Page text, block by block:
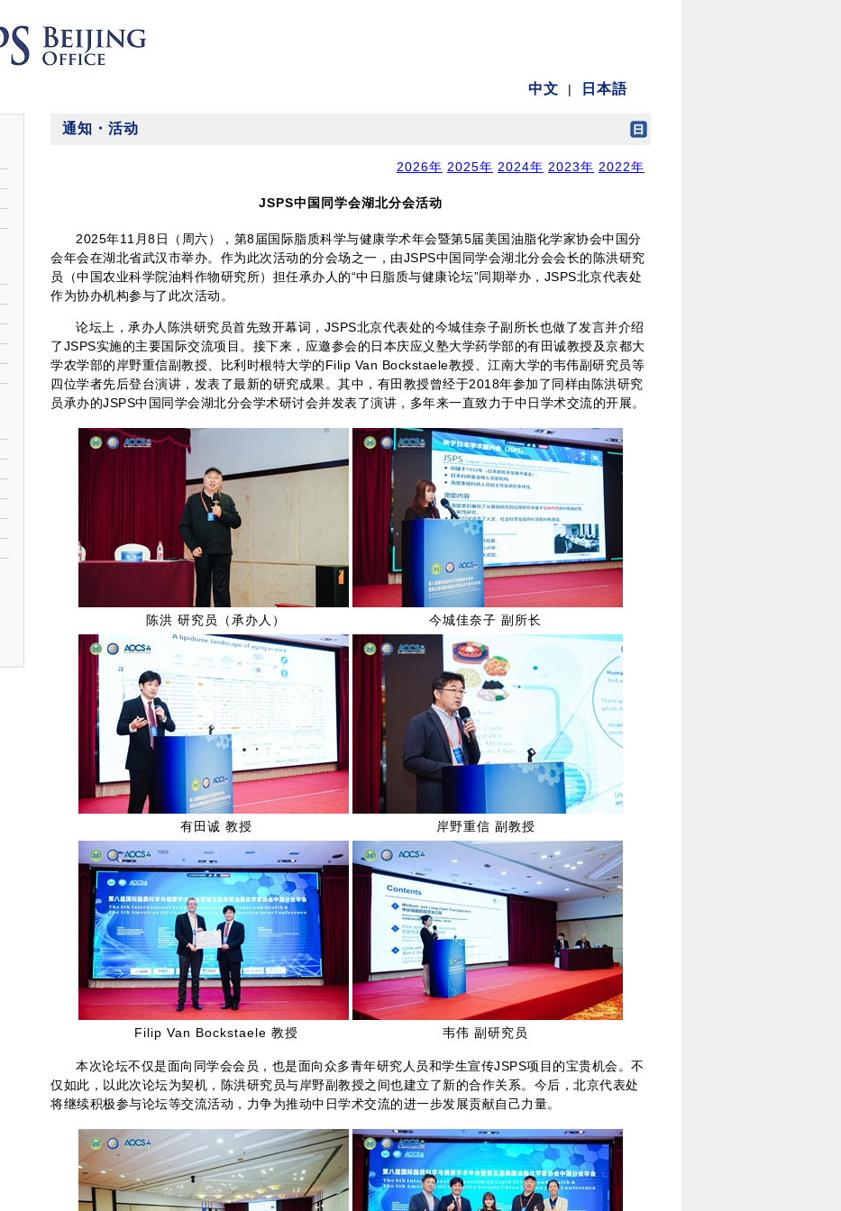
通知・活动
2026年 2025年 2024年 2023年 2022年
JSPS中国同学会湖北分会活动
2025年11月8日（周六），第8届国际脂质科学与健康学术年会暨第5届美国油脂化学家协会中国分
会年会在湖北省武汉市举办。作为此次活动的分会场之一，由JSPS中国同学会湖北分会会长的陈洪研究
员（中国农业科学院油料作物研究所）担任承办人的“中日脂质与健康论坛”同期举办，JSPS北京代表处
作为协办机构参与了此次活动。
论坛上，承办人陈洪研究员首先致开幕词，JSPS北京代表处的今城佳奈子副所长也做了发言并介绍
了JSPS实施的主要国际交流项目。接下来，应邀参会的日本庆应义塾大学药学部的有田诚教授及京都大
学农学部的岸野重信副教授、比利时根特大学的Filip Van Bockstaele教授、江南大学的韦伟副研究员等
四位学者先后登台演讲，发表了最新的研究成果。其中，有田教授曾经于2018年参加了同样由陈洪研究
员承办的JSPS中国同学会湖北分会学术研讨会并发表了演讲，多年来一直致力于中日学术交流的开展。
陈洪 研究员（承办人） 今城佳奈子 副所长
有田诚 教授 岸野重信 副教授
Filip Van Bockstaele 教授 韦伟 副研究员
本次论坛不仅是面向同学会会员，也是面向众多青年研究人员和学生宣传JSPS项目的宝贵机会。不
仅如此，以此次论坛为契机，陈洪研究员与岸野副教授之间也建立了新的合作关系。今后，北京代表处
将继续积极参与论坛等交流活动，力争为推动中日学术交流的进一步发展贡献自己力量。